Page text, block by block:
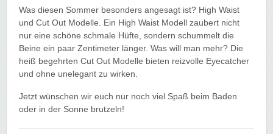
Was diesen Sommer besonders angesagt ist? High Waist
und Cut Out Modelle. Ein High Waist Modell zaubert nicht
nur eine schöne schmale Hüfte, sondern schummelt die
Beine ein paar Zentimeter länger. Was will man mehr? Die
heiß begehrten Cut Out Modelle bieten reizvolle Eyecatcher
und ohne unelegant zu wirken.
Jetzt wünschen wir euch nur noch viel Spaß beim Baden
oder in der Sonne brutzeln!